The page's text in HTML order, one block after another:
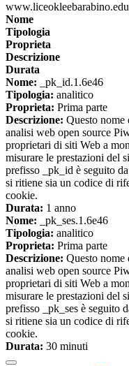
Nome
Tipologia
Proprieta
Descrizione
Durata
Nome: _pk_id.1.6e46
Tipologia: analitico
Proprieta: Prima parte
Descrizione: Questo nome
analisi web open source
proprietari di siti Web a
misurare le prestazioni del
prefisso _pk_id è seguito
si ritiene sia un codice di
cookie.
Durata: 1 anno
Nome: _pk_ses.1.6e46
Tipologia: analitico
Proprieta: Prima parte
Descrizione: Questo nome
analisi web open source
proprietari di siti Web a
misurare le prestazioni del
prefisso _pk_ses è seguito
si ritiene sia un codice di
cookie.
Durata: 30 minuti